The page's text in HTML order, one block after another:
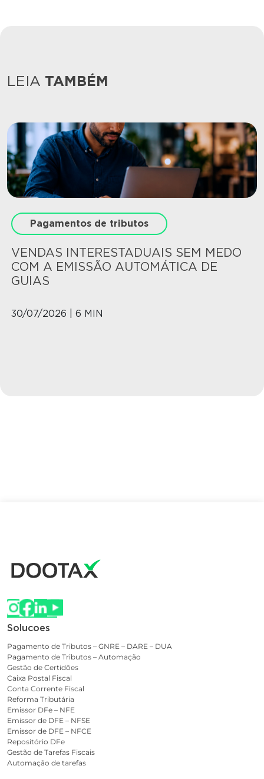
LEIA TAMBÉM
Pagamentos de tributos
VENDAS INTERESTADUAIS SEM MEDO
COM A EMISSÃO AUTOMÁTICA DE
GUIAS
30/07/2026 | 6 MIN
Solucoes
Pagamento de Tributos – GNRE – DARE – DUA
Pagamento de Tributos – Automação
Gestão de Certidões
Caixa Postal Fiscal
Conta Corrente Fiscal
Reforma Tributária
Emissor DFe – NFE
Emissor de DFE – NFSE
Emissor de DFE – NFCE
Repositório DFe
Gestão de Tarefas Fiscais
Automação de tarefas